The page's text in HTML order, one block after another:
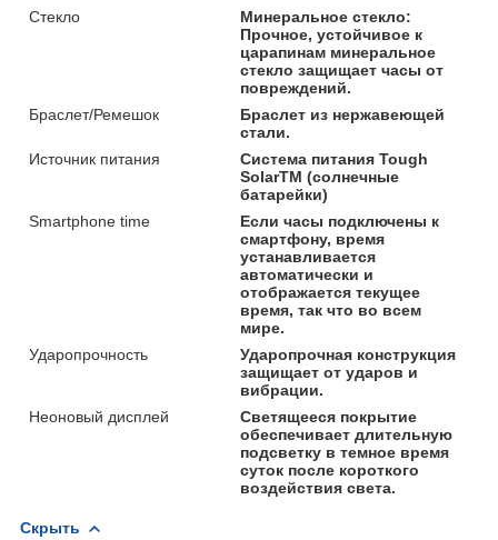
Стекло
Минеральное стекло:
Прочное, устойчивое к
царапинам минеральное
стекло защищает часы от
повреждений.
Браслет/Ремешок
Браслет из нержавеющей
стали.
Источник питания
Система питания Tough
SolarTM (солнечные
батарейки)
Smartphone time
Если часы подключены к
смартфону, время
устанавливается
автоматически и
отображается текущее
время, так что во всем
мире.
Ударопрочность
Ударопрочная конструкция
защищает от ударов и
вибрации.
Неоновый дисплей
Светящееся покрытие
обеспечивает длительную
подсветку в темное время
суток после короткого
воздействия света.
Скрыть